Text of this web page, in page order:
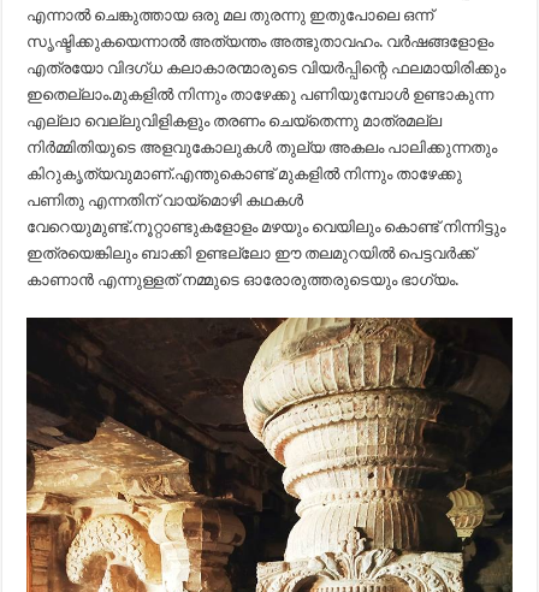
എന്നാൽ ചെങ്കുത്തായ ഒരു മല തുരന്നു ഇതുപോലെ ഒന്ന്
സൃഷ്ടിക്കുകയെന്നാൽ അത്യന്തം അത്ഭുതാവഹം. വർഷങ്ങളോളം
എത്രയോ വിദഗ്ധ കലാകാരന്മാരുടെ വിയർപ്പിന്റെ ഫലമായിരിക്കും
ഇതെല്ലാം.മുകളിൽ നിന്നും താഴേക്കു പണിയുമ്പോൾ ഉണ്ടാകുന്ന
എല്ലാ വെല്ലുവിളികളും തരണം ചെയ്തെന്നു മാത്രമല്ല
നിർമ്മിതിയുടെ അളവുകോലുകൾ തുല്യ അകലം പാലിക്കുന്നതും
കിറുകൃത്യവുമാണ്.എന്തുകൊണ്ട് മുകളിൽ നിന്നും താഴേക്കു
പണിതു എന്നതിന് വായ്‌മൊഴി കഥകൾ
വേറെയുമുണ്ട്.നൂറ്റാണ്ടുകളോളം മഴയും വെയിലും കൊണ്ട് നിന്നിട്ടും
ഇത്രയെങ്കിലും ബാക്കി ഉണ്ടല്ലോ ഈ തലമുറയിൽ പെട്ടവർക്ക്
കാണാൻ എന്നുള്ളത് നമ്മുടെ ഓരോരുത്തരുടെയും ഭാഗ്യം.